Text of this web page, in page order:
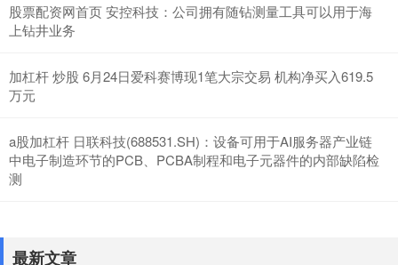
股票配资网首页 安控科技：公司拥有随钻测量工具可以用于海
上钻井业务
加杠杆 炒股 6月24日爱科赛博现1笔大宗交易 机构净买入619.5
万元
a股加杠杆 日联科技(688531.SH)：设备可用于AI服务器产业链
中电子制造环节的PCB、PCBA制程和电子元器件的内部缺陷检
测
最新文章